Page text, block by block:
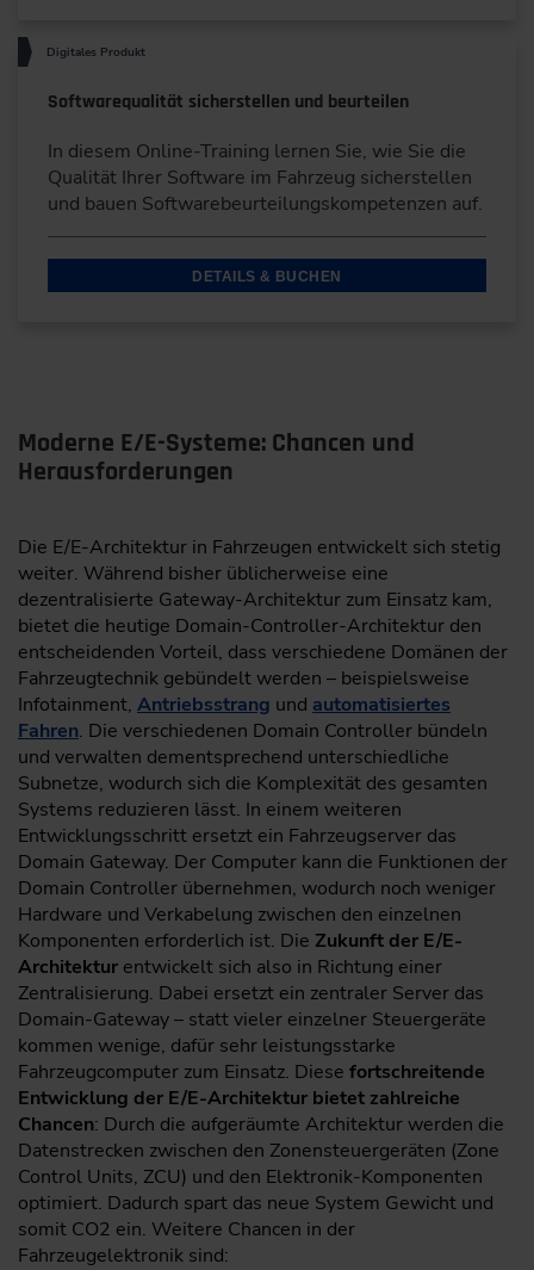
Digitales Produkt
Softwarequalität sicherstellen und beurteilen
In diesem Online-Training lernen Sie, wie Sie die
Qualität Ihrer Software im Fahrzeug sicherstellen
und bauen Softwarebeurteilungskompetenzen auf.
DETAILS & BUCHEN
Moderne E/E-Systeme: Chancen und
Herausforderungen
Die E/E-Architektur in Fahrzeugen entwickelt sich stetig
weiter. Während bisher üblicherweise eine
dezentralisierte Gateway-Architektur zum Einsatz kam,
bietet die heutige Domain-Controller-Architektur den
entscheidenden Vorteil, dass verschiedene Domänen der
Fahrzeugtechnik gebündelt werden – beispielsweise
Infotainment, Antriebsstrang und automatisiertes
Fahren. Die verschiedenen Domain Controller bündeln
und verwalten dementsprechend unterschiedliche
Subnetze, wodurch sich die Komplexität des gesamten
Systems reduzieren lässt. In einem weiteren
Entwicklungsschritt ersetzt ein Fahrzeugserver das
Domain Gateway. Der Computer kann die Funktionen der
Domain Controller übernehmen, wodurch noch weniger
Hardware und Verkabelung zwischen den einzelnen
Komponenten erforderlich ist. Die Zukunft der E/E-
Architektur entwickelt sich also in Richtung einer
Zentralisierung. Dabei ersetzt ein zentraler Server das
Domain-Gateway – statt vieler einzelner Steuergeräte
kommen wenige, dafür sehr leistungsstarke
Fahrzeugcomputer zum Einsatz. Diese fortschreitende
Entwicklung der E/E-Architektur bietet zahlreiche
Chancen: Durch die aufgeräumte Architektur werden die
Datenstrecken zwischen den Zonensteuergeräten (Zone
Control Units, ZCU) und den Elektronik-Komponenten
optimiert. Dadurch spart das neue System Gewicht und
somit CO2 ein. Weitere Chancen in der
Fahrzeugelektronik sind: